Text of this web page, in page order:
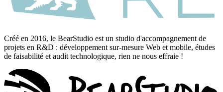
Créé en 2016, le BearStudio est un studio d'accompagnement de
projets en R&D : développement sur-mesure Web et mobile, études
de faisabilité et audit technologique, rien ne nous effraie !